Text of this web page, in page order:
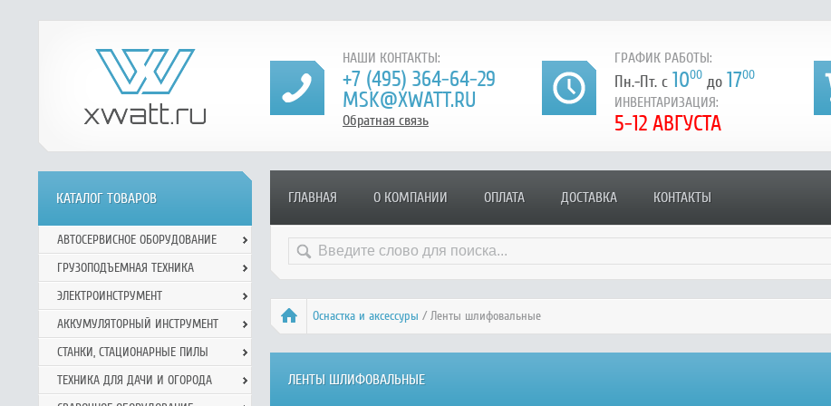
НАШИ КОНТАКТЫ:
+7 (495) 364-64-29
MSK@XWATT.RU
Обратная связь
ГРАФИК РАБОТЫ:
Пн.-Пт. с 1000 до 1700
ИНВЕНТАРИЗАЦИЯ:
5-12 АВГУСТА
ГЛАВНАЯ О КОМПАНИИ ОПЛАТА ДОСТАВКА КОНТАКТЫ
Оснастка и аксессуры / Ленты шлифовальные
ЛЕНТЫ ШЛИФОВАЛЬНЫЕ
КАТАЛОГ ТОВАРОВ
АВТОСЕРВИСНОЕ ОБОРУДОВАНИЕ
ГРУЗОПОДЪЕМНАЯ ТЕХНИКА
ЭЛЕКТРОИНСТРУМЕНТ
АККУМУЛЯТОРНЫЙ ИНСТРУМЕНТ
СТАНКИ, СТАЦИОНАРНЫЕ ПИЛЫ
ТЕХНИКА ДЛЯ ДАЧИ И ОГОРОДА